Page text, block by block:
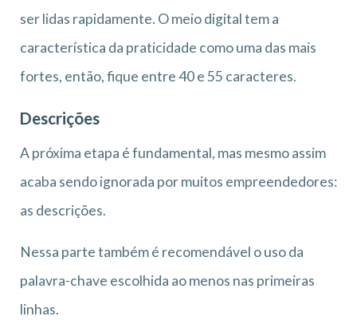
ser lidas rapidamente. O meio digital tem a
característica da praticidade como uma das mais
fortes, então, fique entre 40 e 55 caracteres.
Descrições
A próxima etapa é fundamental, mas mesmo assim
acaba sendo ignorada por muitos empreendedores:
as descrições.
Nessa parte também é recomendável o uso da
palavra-chave escolhida ao menos nas primeiras
linhas.